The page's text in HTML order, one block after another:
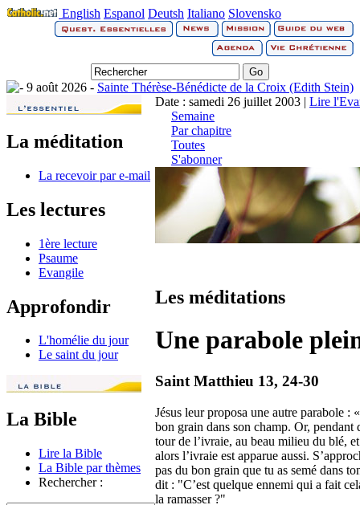
English Espanol Deutsh Italiano Slovensko
9 août 2026 - Sainte Thérèse-Bénédicte de la Croix (Edith Stein)
La méditation
La recevoir par e-mail
Les lectures
1ère lecture
Psaume
Evangile
Approfondir
L'homélie du jour
Le saint du jour
La Bible
Lire la Bible
La Bible par thèmes
Rechercher :
Date : samedi 26 juillet 2003 | Lire
Semaine
Par chapitre
Toutes
S'abonner
Les méditations
Une parabole
Saint Matthieu 13, 24-30
Jésus leur proposa une autre parabole
bon grain dans son champ. Or, pendant
tour de l’ivraie, au beau milieu du blé,
alors l’ivraie est apparue aussi.
pas du bon grain que tu as semé dans
dit : "C’est quelque ennemi qui a fait
la ramasser ?"